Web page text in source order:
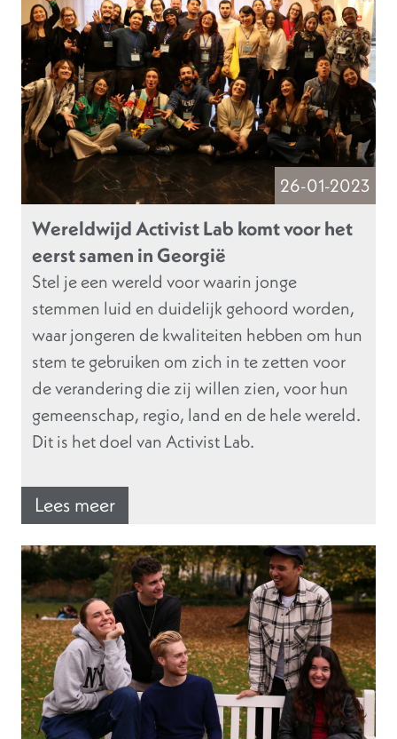
26-01-2023
Wereldwijd Activist Lab komt voor het
eerst samen in Georgië
Stel je een wereld voor waarin jonge
stemmen luid en duidelijk gehoord worden,
waar jongeren de kwaliteiten hebben om hun
stem te gebruiken om zich in te zetten voor
de verandering die zij willen zien, voor hun
gemeenschap, regio, land en de hele wereld.
Dit is het doel van Activist Lab.
Lees meer